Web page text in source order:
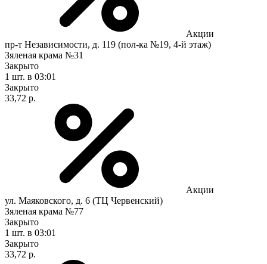
Акции
пр-т Независимости, д. 119 (пол-ка №19, 4-й этаж)
Зяленая крама №31
Закрыто
1 шт. в 03:01
Закрыто
33,72 р.
Акции
ул. Маяковского, д. 6 (ТЦ Червенский)
Зяленая крама №77
Закрыто
1 шт. в 03:01
Закрыто
33,72 р.